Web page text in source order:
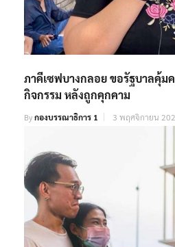
ภาคีเซฟบางกลอย ขอรัฐบาลคุ้ม
กิจกรรม หลังถูกคุกคาม
Byกองบรรณาธิการ 1 3 พฤศจิกายน